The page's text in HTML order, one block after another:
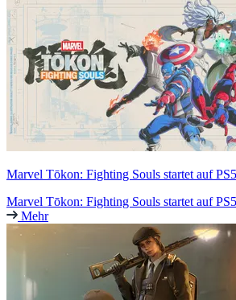
Marvel Tōkon: Fighting Souls startet auf
Marvel Tōkon: Fighting Souls startet auf
Mehr